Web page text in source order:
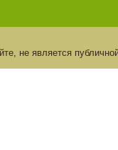
не является